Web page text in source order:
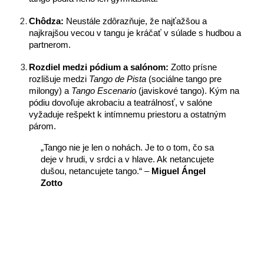
Chôdza: Neustále zdôrazňuje, že najťažšou a
najkrajšou vecou v tangu je kráčať v súlade s hudbou a
partnerom.
Rozdiel medzi pódium a salónom: Zotto prísne
rozlišuje medzi Tango de Pista (sociálne tango pre
milongy) a Tango Escenario (javiskové tango). Kým na
pódiu dovoľuje akrobaciu a teatrálnosť, v salóne
vyžaduje rešpekt k intímnemu priestoru a ostatným
párom.
„Tango nie je len o nohách. Je to o tom, čo sa
deje v hrudi, v srdci a v hlave. Ak netancujete
dušou, netancujete tango.“ – Miguel Ángel
Zotto